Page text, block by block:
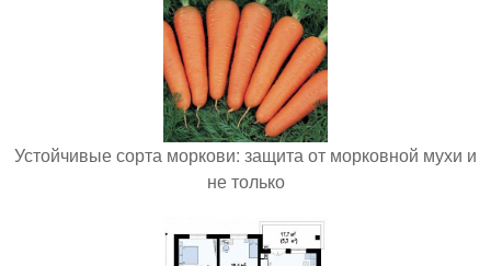
Устойчивые сорта моркови: защита от морковной мухи и
не только